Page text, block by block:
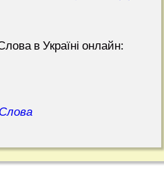
в Україні онлайн: